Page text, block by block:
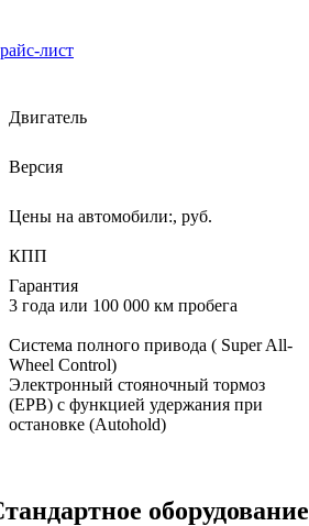
лист
Двигатель
Версия
Цены на автомобили:, руб.
КПП
Гарантия
3 года или 100 000 км пробега
Система полного привода ( Super All-
Wheel Control)
Электронный стояночный тормоз
(EPB) с функцией удержания при
остановке (Autohold)
оборудование